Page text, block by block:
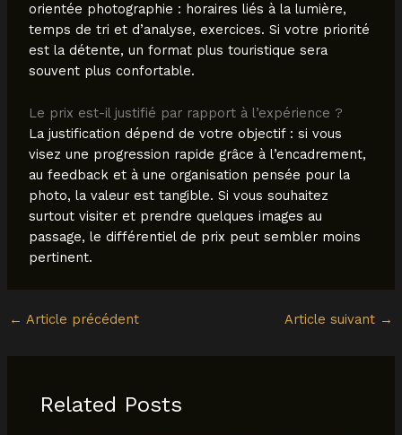
orientée photographie : horaires liés à la lumière,
temps de tri et d’analyse, exercices. Si votre priorité
est la détente, un format plus touristique sera
souvent plus confortable.
Le prix est-il justifié par rapport à l’expérience ?
La justification dépend de votre objectif : si vous
visez une progression rapide grâce à l’encadrement,
au feedback et à une organisation pensée pour la
photo, la valeur est tangible. Si vous souhaitez
surtout visiter et prendre quelques images au
passage, le différentiel de prix peut sembler moins
pertinent.
← Article précédent Article suivant →
Related Posts